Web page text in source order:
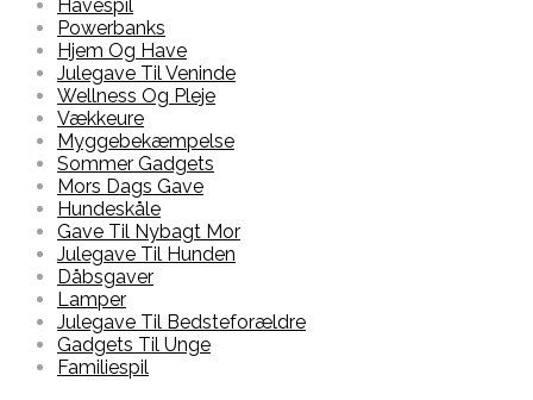
Havespil
Powerbanks
Hjem Og Have
Julegave Til Veninde
Wellness Og Pleje
Vækkeure
Myggebekæmpelse
Sommer Gadgets
Mors Dags Gave
Hundeskåle
Gave Til Nybagt Mor
Julegave Til Hunden
Dåbsgaver
Lamper
Julegave Til Bedsteforældre
Gadgets Til Unge
Familiespil